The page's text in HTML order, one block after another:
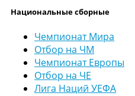
Национальные сборные
Чемпионат Мира
Отбор на ЧМ
Чемпионат Европы
Отбор на ЧЕ
Лига Наций УЕФА